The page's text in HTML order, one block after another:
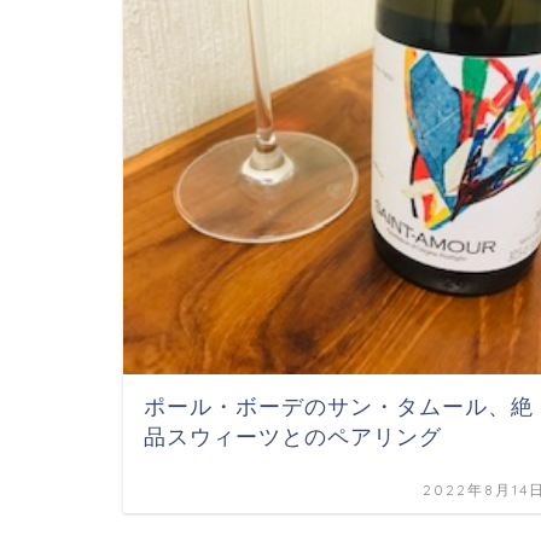
ポール・ボーデのサン・タムール、絶
品スウィーツとのペアリング
2022年8月14